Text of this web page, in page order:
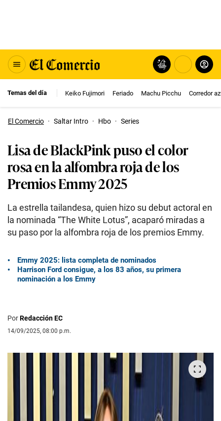
Temas del día Keiko Fujimori Feriado Machu Picchu Corredor
El Comercio · Saltar Intro · Hbo · Series
Lisa de BlackPink puso el color
rosa en la alfombra roja de los
Premios Emmy 2025
La estrella tailandesa, quien hizo su debut actoral en
la nominada “The White Lotus”, acaparó miradas a
su paso por la alfombra roja de los premios Emmy.
Emmy 2025: lista completa de nominados
Harrison Ford consigue, a los 83 años, su primera
nominación a los Emmy
PorRedacción EC
14/09/2025, 08:00 p.m.